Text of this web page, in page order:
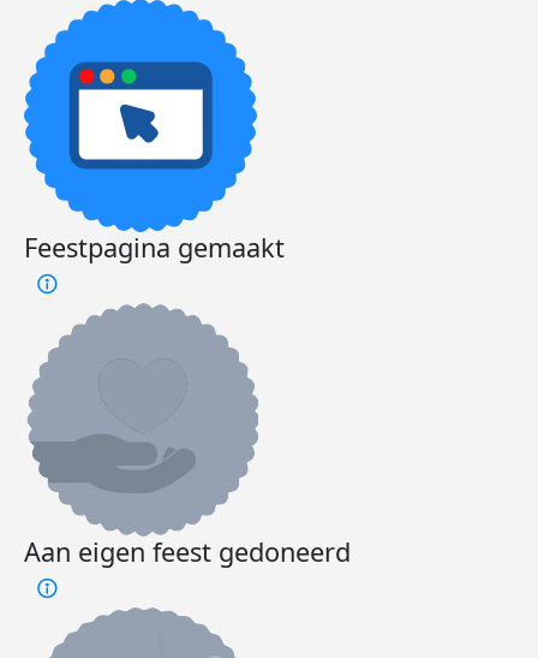
Feestpagina gemaakt
Aan eigen feest gedoneerd